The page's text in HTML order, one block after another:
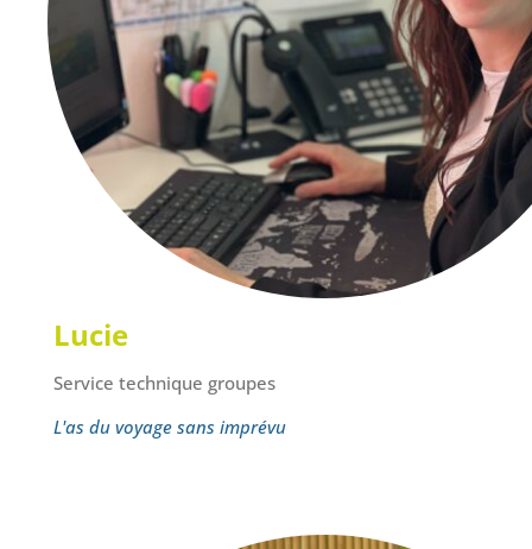
Lucie
Service technique groupes
L'as du voyage sans imprévu